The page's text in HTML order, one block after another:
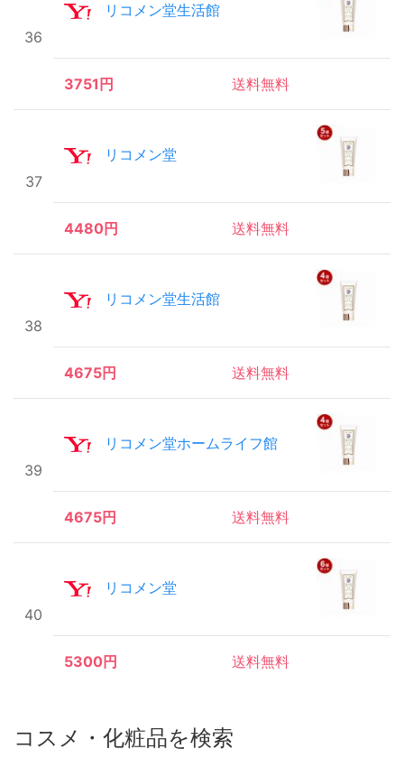
36
リコメン堂生活館
3751円 送料無料
37
リコメン堂
4480円 送料無料
38
リコメン堂生活館
4675円 送料無料
39
リコメン堂ホームライフ館
4675円 送料無料
40
リコメン堂
5300円 送料無料
コスメ・化粧品を検索